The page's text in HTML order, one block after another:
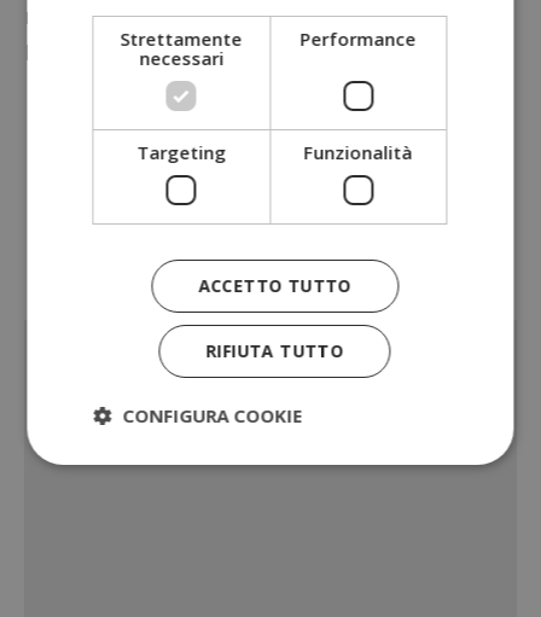
nel tempo.
Potrebbero interessarti anche:
Idee per tenere in ordine gli scontrini per
i concorsi
Come proteggere i propri dati nei
concorsi a premio
Scontrini concorsi: dopo quanto buttarli?
Sponsorizzato:
Strettamente
necessari
Performance
Targeting Funzionalità
ACCETTO TUTTO
RIFIUTA TUTTO
CONFIGURA COOKIE